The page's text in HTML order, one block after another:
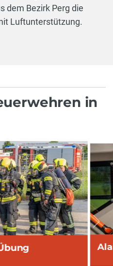
dem Bezirk Perg die
Luftunterstützung.
in